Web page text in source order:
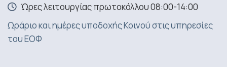
Ώρες λειτουργίας πρωτοκόλλου 08:00-14:00
Ωράριο και ημέρες υποδοχής Κοινού στις υπηρεσίες
του ΕΟΦ